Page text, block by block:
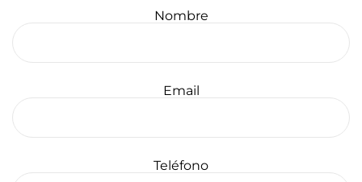
Nombre
Email
Teléfono